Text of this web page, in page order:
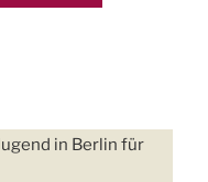
in Berlin für